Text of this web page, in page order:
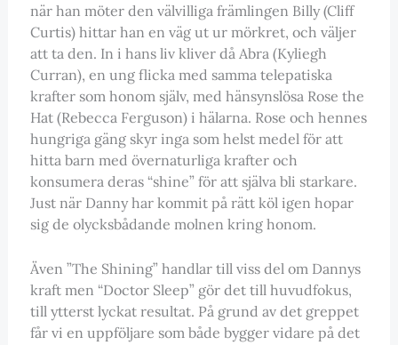
när han möter den välvilliga främlingen Billy (Cliff
Curtis) hittar han en väg ut ur mörkret, och väljer
att ta den. In i hans liv kliver då Abra (Kyliegh
Curran), en ung flicka med samma telepatiska
krafter som honom själv, med hänsynslösa Rose the
Hat (Rebecca Ferguson) i hälarna. Rose och hennes
hungriga gäng skyr inga som helst medel för att
hitta barn med övernaturliga krafter och
konsumera deras “shine” för att själva bli starkare.
Just när Danny har kommit på rätt köl igen hopar
sig de olycksbådande molnen kring honom.
Även ”The Shining” handlar till viss del om Dannys
kraft men “Doctor Sleep” gör det till huvudfokus,
till ytterst lyckat resultat. På grund av det greppet
får vi en uppföljare som både bygger vidare på det